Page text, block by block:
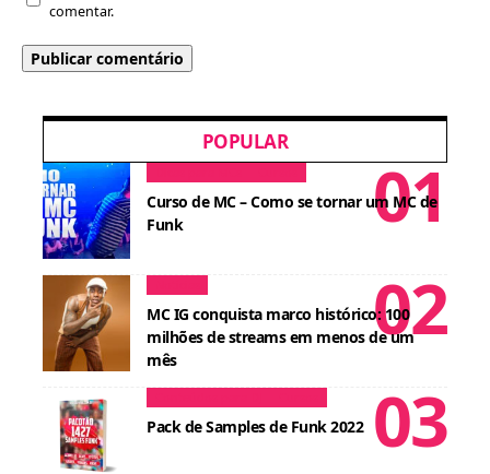
comentar.
POPULAR
Curso de MC – Como se tornar um MC de
Funk
MC IG conquista marco histórico: 100
milhões de streams em menos de um
mês
Pack de Samples de Funk 2022